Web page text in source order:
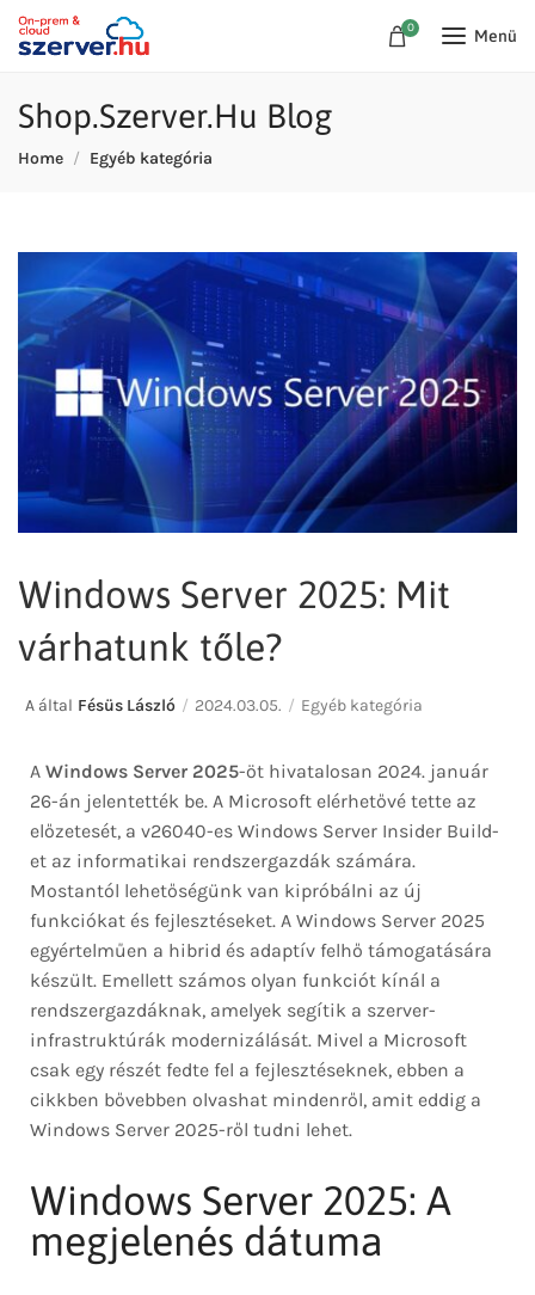
0 Menü
Shop.Szerver.Hu Blog
Home Egyéb kategória
Windows Server 2025: Mit
várhatunk tőle?
A által Fésüs László 2024.03.05. Egyéb kategória
A Windows Server 2025-öt hivatalosan 2024. január
26-án jelentették be. A Microsoft elérhetővé tette az
előzetesét, a v26040-es Windows Server Insider Build-
et az informatikai rendszergazdák számára.
Mostantól lehetőségünk van kipróbálni az új
funkciókat és fejlesztéseket. A Windows Server 2025
egyértelműen a hibrid és adaptív felhő támogatására
készült. Emellett számos olyan funkciót kínál a
rendszergazdáknak, amelyek segítik a szerver-
infrastruktúrák modernizálását. Mivel a Microsoft
csak egy részét fedte fel a fejlesztéseknek, ebben a
cikkben bővebben olvashat mindenről, amit eddig a
Windows Server 2025-ről tudni lehet.
Windows Server 2025: A
megjelenés dátuma